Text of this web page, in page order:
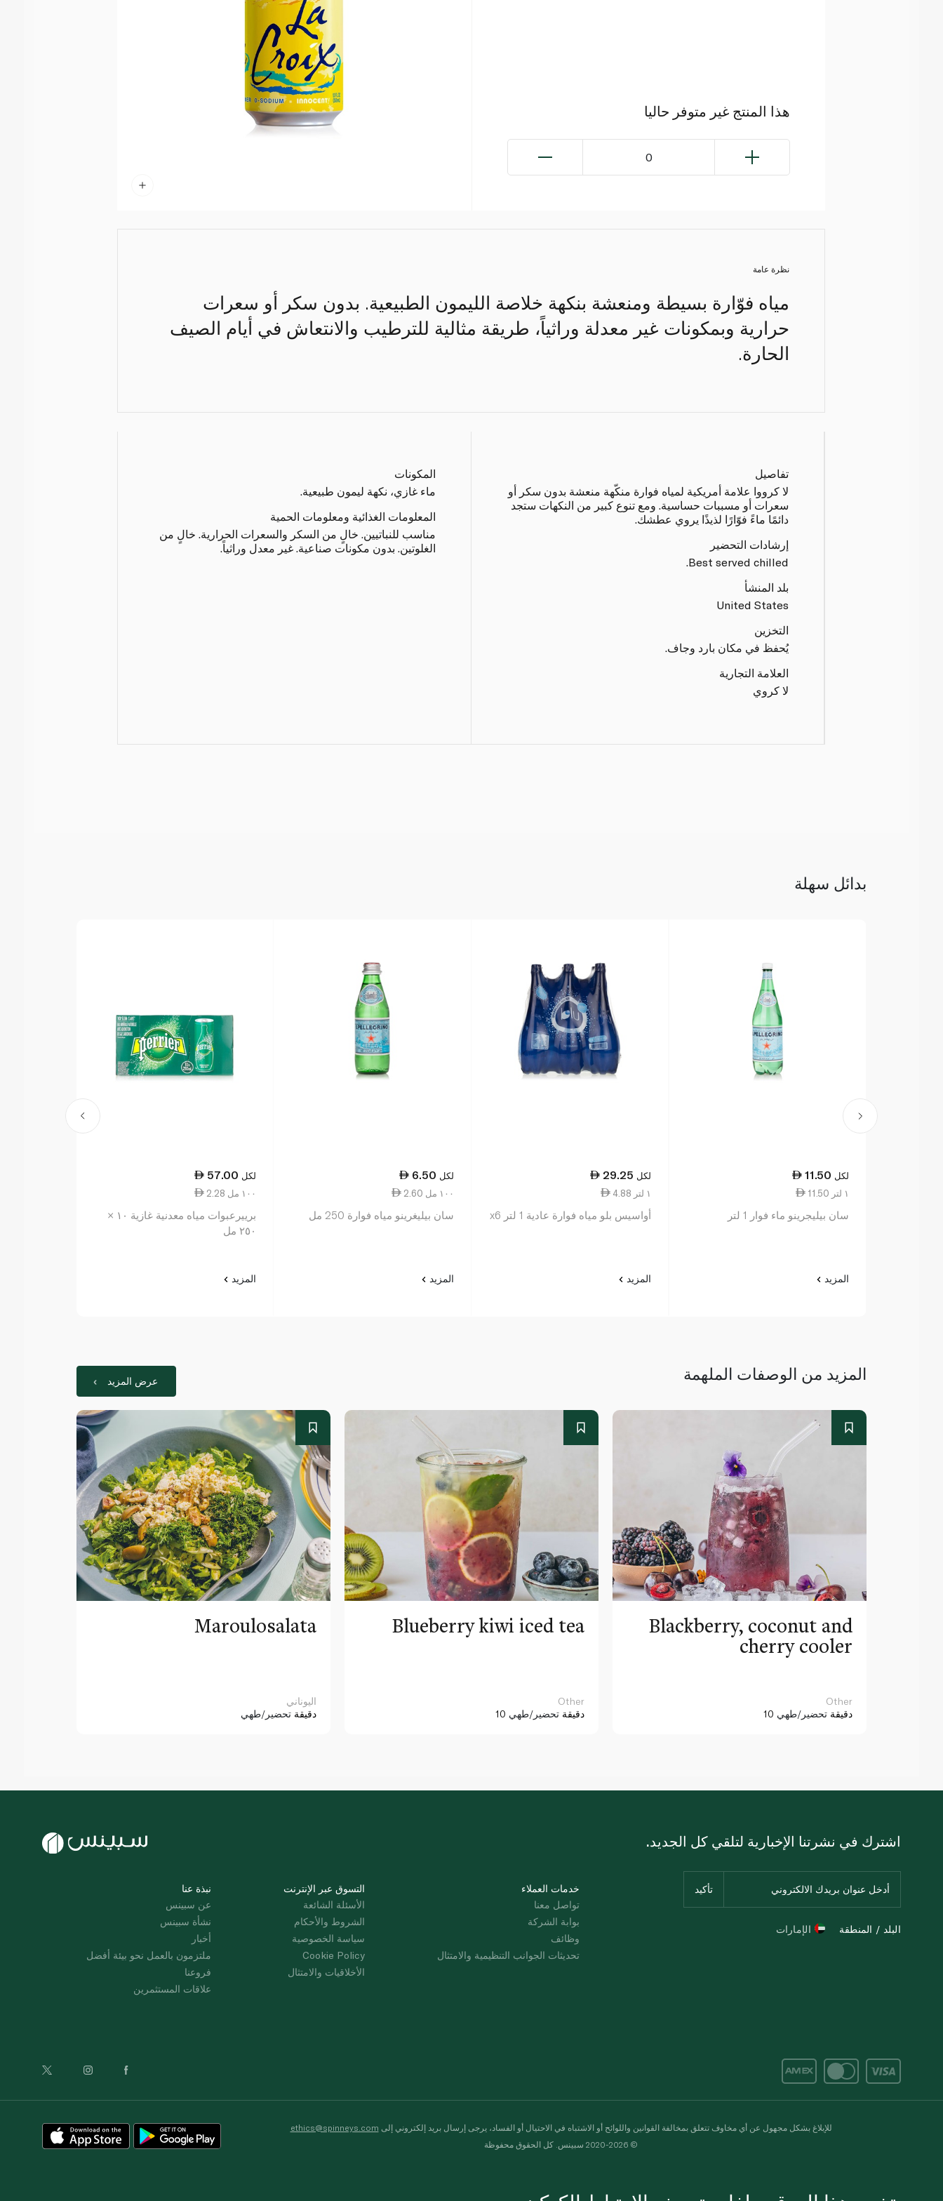
هذا المنتج غير متوفر حاليا
0
نظرة عامة
مياه فوّارة بسيطة ومنعشة بنكهة خلاصة الليمون الطبيعية. بدون سكر أو سعرات
حرارية وبمكونات غير معدلة وراثياً، طريقة مثالية للترطيب والانتعاش في أيام الصيف
الحارة.
تفاصيل
لا كرووا علامة أمريكية لمياه فوارة منكّهة منعشة بدون سكر أو
سعرات أو مسببات حساسية. ومع تنوع كبير من النكهات ستجد
دائمًا ماءً فوّارًا لذيذًا يروي عطشك.
إرشادات التحضير
Best served chilled.
بلد المنشأ
United States
التخزين
يُحفظ في مكان بارد وجاف.
العلامة التجارية
لا كروي
المكونات
ماء غازي، نكهة ليمون طبيعية.
المعلومات الغذائية ومعلومات الحمية
مناسب للنباتيين. خالٍ من السكر والسعرات الحرارية. خالٍ من
الغلوتين. بدون مكونات صناعية. غير معدل وراثياً.
بدائل سهلة
11.50 لكل
11.50 ١ لتر
سان بيليجرينو ماء فوار 1 لتر
المزيد
29.25 لكل
4.88 ١ لتر
أواسيس بلو مياه فوارة عادية 1 لتر x6
المزيد
6.50 لكل
2.60 ١٠٠ مل
سان بيليغرينو مياه فوارة 250 مل
المزيد
57.00 لكل
2.28 ١٠٠ مل
برييرعبوات مياه معدنية غازية ١٠ ×
٢٥٠ مل
المزيد
المزيد من الوصفات الملهمة عرض المزيد
Maroulosalata
اليوناني
دقيقة تحضير/طهي
Blueberry kiwi iced tea
Other
10 دقيقة تحضير/طهي
Blackberry, coconut and
cherry cooler
Other
10 دقيقة تحضير/طهي
نبذة عنا
عن سبينس
نشأة سبينس
أخبار
ملتزمون بالعمل نحو بيئة أفضل
فروعنا
علاقات المستثمرين
التسوق عبر الإنترنت
الأسئلة الشائعة
الشروط والأحكام
سياسة الخصوصية
Cookie Policy
الأخلاقيات والامتثال
خدمات العملاء
تواصل معنا
بوابة الشركة
وظائف
تحديثات الجوانب التنظيمية والامتثال
اشترك في نشرتنا الإخبارية لتلقي كل الجديد.
البلد / المنطقة الإمارات
للإبلاغ بشكل مجهول عن أي مخاوف تتعلق بمخالفة القوانين واللوائح أو الاشتباه في الاحتيال أو الفساد، يرجى إرسال بريد إلكتروني إلى ethics@spinneys.com
© 2020-2026 سبينس. كل الحقوق محفوظة